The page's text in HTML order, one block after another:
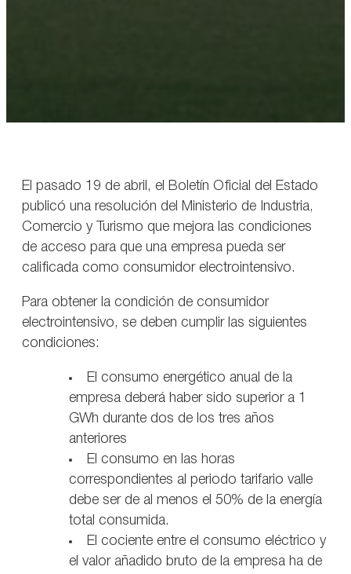
El pasado 19 de abril, el Boletín Oficial del Estado
publicó una resolución del Ministerio de Industria,
Comercio y Turismo que mejora las condiciones
de acceso para que una empresa pueda ser
calificada como consumidor electrointensivo.
Para obtener la condición de consumidor
electrointensivo, se deben cumplir las siguientes
condiciones:
El consumo energético anual de la
empresa deberá haber sido superior a 1
GWh durante dos de los tres años
anteriores
El consumo en las horas
correspondientes al periodo tarifario valle
debe ser de al menos el 50% de la energía
total consumida.
El cociente entre el consumo eléctrico y
el valor añadido bruto de la empresa ha de